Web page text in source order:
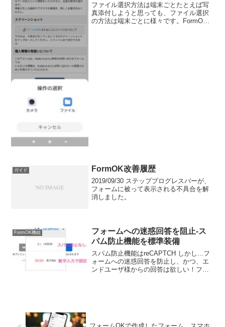
ファイル選択方法は端末ごとたとえば写
真添付しようと思っても、ファイル選択
の方法は端末ごとに様々です。FormOK
ガイド FormOK改善履歴
2019/09/30 ステッププログレスバーが、
フォームに被って表示される不具合を解
消しました。
FormOK機能
フォームへの迷惑回答を阻止-ス
パム防止機能を標準装備
スパム防止機能はreCAPTCH しかし...フ
ォームへの迷惑回答を防止し、かつ、エ
ンドユーザ様からの回答は欲しい！フォ